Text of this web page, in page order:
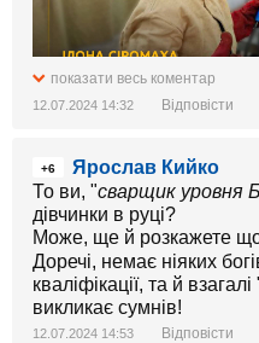
показати весь коментар
12.07.2024 14:32 Відповісти
+6
Ярослав Кийко
То ви, "сварщик уровня
дівчинки в руці?
Може, ще й розкажете
Доречі, немає ніяких
кваліфікації, та й
викликає сумнів!
12.07.2024 14:53 Відповісти